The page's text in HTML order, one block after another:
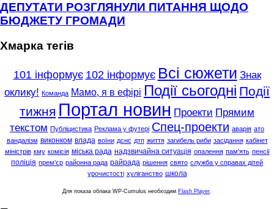
ДЕПУТАТИ РОЗГЛЯНУЛИ ПИТАННЯ ЩОДО
БЮДЖЕТУ ГРОМАДИ
Хмарка тегів
101 інформує 102 інформує Всі сюжети Знак
оклику! Команда Мамо, я в ефірі Події сьогодні Події
тижня Портал новин Проекти Прямим
текстом Публіцистика Реклама у футері Спец-проекти аварія ато
вандалізм виконком влада воїни дснс дтп життя загибель риби засідання кабінет
міністрів кму комісія міська рада надзвичайна ситуація опалення пам'ять пенсії
поліція прем'єр районна рада райрада рішення свято служба у справах дітей
урочистості хуліганство школа
Для показа облака WP-Cumulus необходим Flash Player